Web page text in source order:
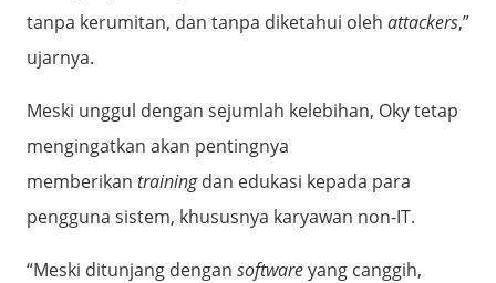
tanpa kerumitan, dan tanpa diketahui oleh attackers,”
ujarnya.
Meski unggul dengan sejumlah kelebihan, Oky tetap
mengingatkan akan pentingnya
memberikan trainingdan edukasi kepada para
pengguna sistem, khususnya karyawan non-IT.
“Meski ditunjang dengan softwareyang canggih,